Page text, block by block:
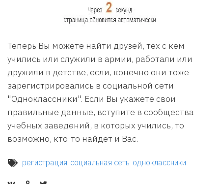
Теперь Вы можете найти друзей, тех с кем
учились или служили в армии, работали или
дружили в детстве, если, конечно они тоже
зарегистрировались в социальной сети
"Одноклассники". Если Вы укажете свои
правильные данные, вступите в сообщества
учебных заведений, в которых учились, то
возможно, кто-то найдет и Вас.
регистрация социальная сеть одноклассники